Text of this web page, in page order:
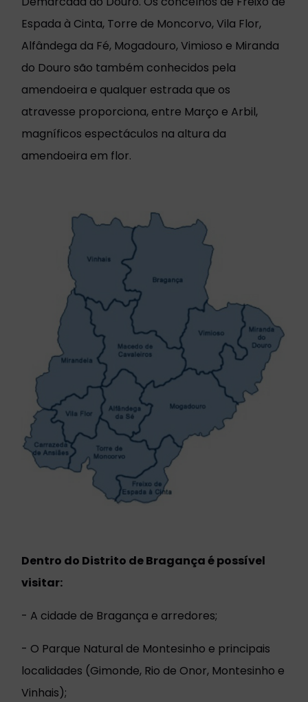
Espada à Cinta, Torre de Moncorvo, Vila Flor,
Alfândega da Fé, Mogadouro, Vimioso e Miranda
do Douro são também conhecidos pela
amendoeira e qualquer estrada que os
atravesse proporciona, entre Março e Arbil,
magníficos espectáculos na altura da
amendoeira em flor.
Dentro do Distrito de Bragança é possível
visitar:
- A cidade de Bragança e arredores;
- O Parque Natural de Montesinho e principais
localidades (Gimonde, Rio de Onor, Montesinho e
Vinhais);